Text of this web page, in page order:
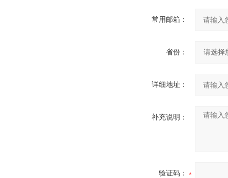
常用邮箱：
省份：
详细地址：
补充说明：
验证码：